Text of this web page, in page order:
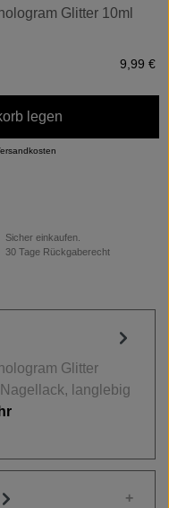
Glitter 10ml
9,99 €
legen
Sicher einkaufen.
30 Tage Rückgaberecht
Glitter
langlebig